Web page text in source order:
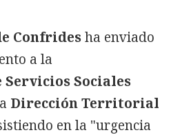
Confridesha enviado
a la
Sociales
Dirección Territorial
en la "urgencia